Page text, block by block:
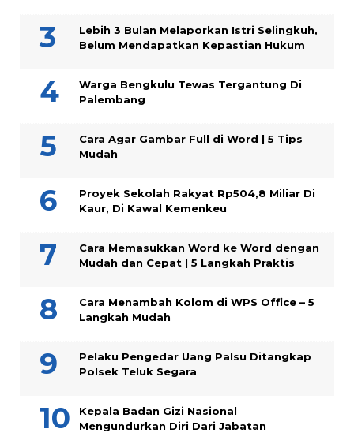
Lebih 3 Bulan Melaporkan Istri Selingkuh,
Belum Mendapatkan Kepastian Hukum
Warga Bengkulu Tewas Tergantung Di
Palembang
Cara Agar Gambar Full di Word | 5 Tips
Mudah
Proyek Sekolah Rakyat Rp504,8 Miliar Di
Kaur, Di Kawal Kemenkeu
Cara Memasukkan Word ke Word dengan
Mudah dan Cepat | 5 Langkah Praktis
Cara Menambah Kolom di WPS Office – 5
Langkah Mudah
Pelaku Pengedar Uang Palsu Ditangkap
Polsek Teluk Segara
Kepala Badan Gizi Nasional
Mengundurkan Diri Dari Jabatan